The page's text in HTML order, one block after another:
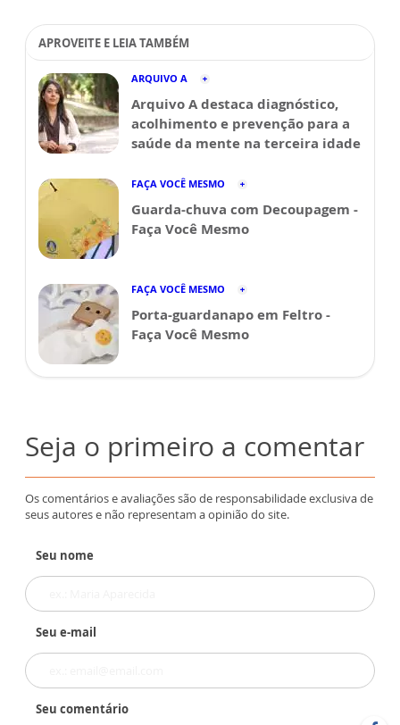
APROVEITE E LEIA TAMBÉM
ARQUIVO A
Arquivo A destaca diagnóstico,
acolhimento e prevenção para a
saúde da mente na terceira idade
FAÇA VOCÊ MESMO
Guarda-chuva com Decoupagem -
Faça Você Mesmo
FAÇA VOCÊ MESMO
Porta-guardanapo em Feltro -
Faça Você Mesmo
Seja o primeiro a comentar
Os comentários e avaliações são de responsabilidade exclusiva de
seus autores e não representam a opinião do site.
Seu nome
Seu e-mail
Seu comentário